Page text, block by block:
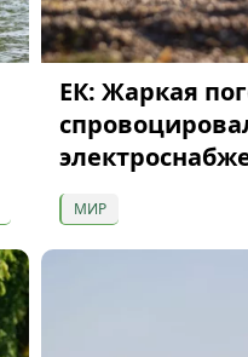
ЕК: Жаркая
МИР